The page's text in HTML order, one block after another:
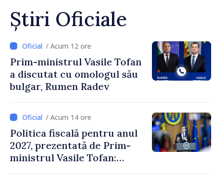
Știri Oficiale
/ Acum 12 ore
Prim-ministrul Vasile Tofan
a discutat cu omologul său
bulgar, Rumen Radev
/ Acum 14 ore
Politica fiscală pentru anul
2027, prezentată de Prim-
ministrul Vasile Tofan: